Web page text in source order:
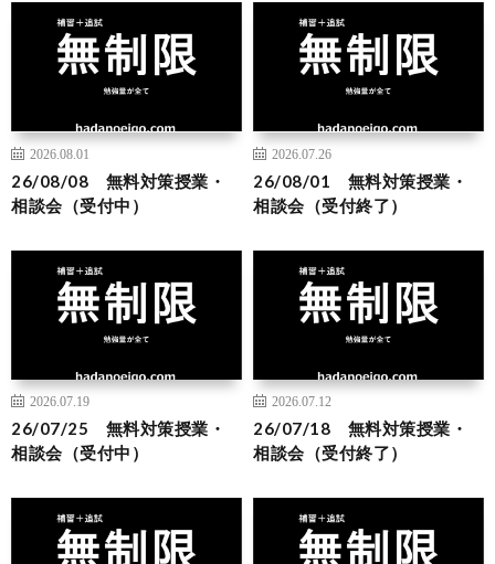
2026.08.01
26/08/08 無料対策授業・
相談会（受付中）
2026.07.26
26/08/01 無料対策授業・
相談会（受付終了）
2026.07.19
26/07/25 無料対策授業・
相談会（受付中）
2026.07.12
26/07/18 無料対策授業・
相談会（受付終了）